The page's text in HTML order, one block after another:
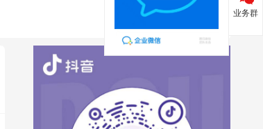
业务群